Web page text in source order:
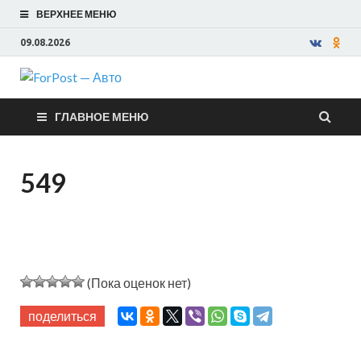
ВЕРХНЕЕ МЕНЮ
09.08.2026
ForPost —
Авто
ГЛАВНОЕ МЕНЮ
549
(Пока оценок нет)
поделиться